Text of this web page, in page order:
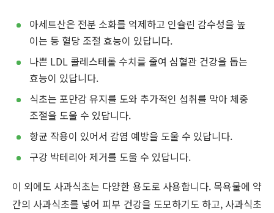
아세트산은 전분 소화를 억제하고 인슐린 감수성을 높
이는 등 혈당 조절 효능이 있답니다.
나쁜 LDL 콜레스테롤 수치를 줄여 심혈관 건강을 돕는
효능이 있답니다.
식초는 포만감 유지를 도와 추가적인 섭취를 막아 체중
조절을 도울 수 있답니다.
항균 작용이 있어서 감염 예방을 도울 수 있답니다.
구강 박테리아 제거를 도울 수 있답니다.
이 외에도 사과식초는 다양한 용도로 사용합니다. 목욕물에 약
간의 사과식초를 넣어 피부 건강을 도모하기도 하고, 사과식초